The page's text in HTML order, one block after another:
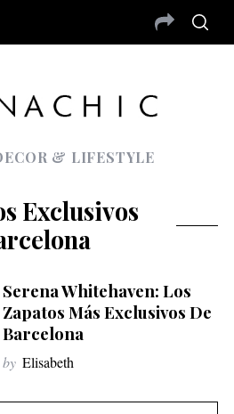
& LIFESTYLE
Exclusivos
Serena Whitehaven: Los
Zapatos Más Exclusivos De
Barcelona
by Elisabeth